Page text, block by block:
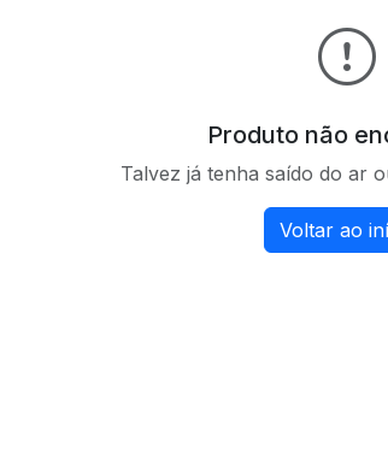
Produto não
Talvez já tenha saído do ar
Voltar ao